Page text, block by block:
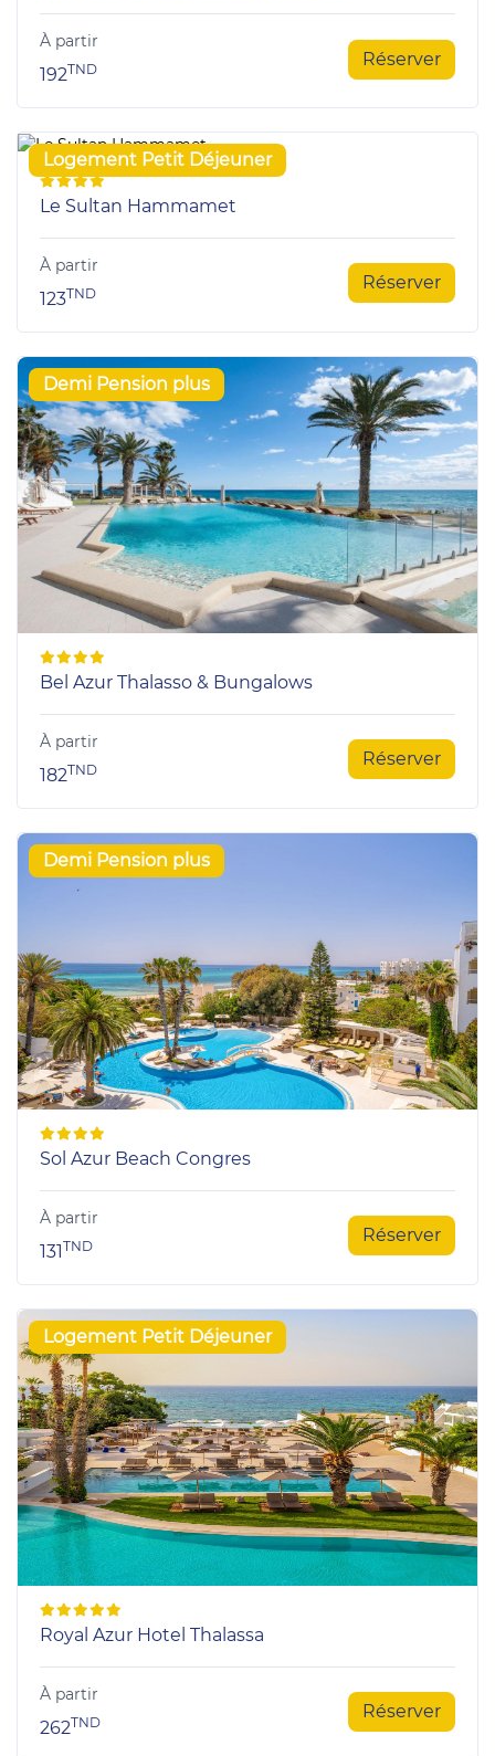
À partir
192TND Réserver
Logement Petit Déjeuner
Le Sultan Hammamet
À partir
123TND Réserver
Demi Pension plus
Bel Azur Thalasso & Bungalows
À partir
182TND Réserver
Demi Pension plus
Sol Azur Beach Congres
À partir
131TND Réserver
Logement Petit Déjeuner
Royal Azur Hotel Thalassa
À partir
262TND Réserver